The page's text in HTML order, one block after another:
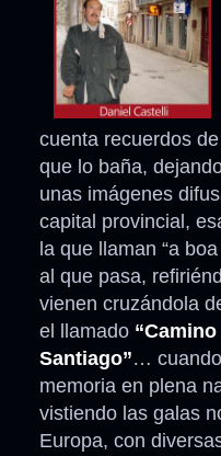
cuenta recuerdos
que lo baña,
unas imágenes
capital provincial,
la que llaman “a
al que pasa,
vienen cruzándola
el llamado
Santiago”…
memoria en plena
vistiendo las galas
Europa, con